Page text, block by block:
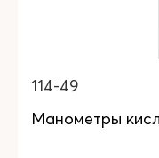
114-49
Манометры